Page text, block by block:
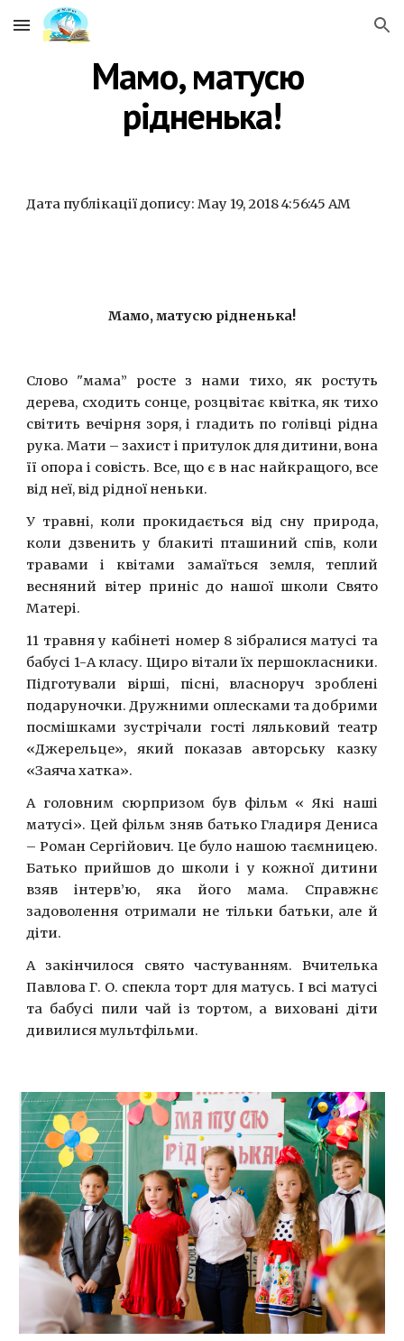
Skip to main content Skip to navigation
Мамо, матусю
рідненька!
Дата публікації допису: May 19, 2018 4:56:45 AM
Мамо, матусю рідненька!
Слово "мама” росте з нами тихо, як ростуть
дерева, сходить сонце, розцвітає квітка, як тихо
світить вечірня зоря, і гладить по голівці рідна
рука. Мати – захист і притулок для дитини, вона
її опора і совість. Все, що є в нас найкращого, все
від неї, від рідної неньки.
У травні, коли прокидається від сну природа,
коли дзвенить у блакиті пташиний спів, коли
травами і квітами замаїться земля, теплий
весняний вітер приніс до нашої школи Свято
Матері.
11 травня у кабінеті номер 8 зібралися матусі та
бабусі 1-А класу. Щиро вітали їх першокласники.
Підготували вірші, пісні, власноруч зроблені
подаруночки. Дружними оплесками та добрими
посмішками зустрічали гості ляльковий театр
«Джерельце», який показав авторську казку
«Заяча хатка».
А головним сюрпризом був фільм « Які наші
матусі». Цей фільм зняв батько Гладиря Дениса
– Роман Сергійович. Це було нашою таємницею.
Батько прийшов до школи і у кожної дитини
взяв інтерв’ю, яка його мама. Справжнє
задоволення отримали не тільки батьки, але й
діти.
А закінчилося свято частуванням. Вчителька
Павлова Г. О. спекла торт для матусь. І всі матусі
та бабусі пили чай із тортом, а виховані діти
дивилися мультфільми.